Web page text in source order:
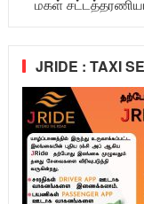
JRIDE : TAXI